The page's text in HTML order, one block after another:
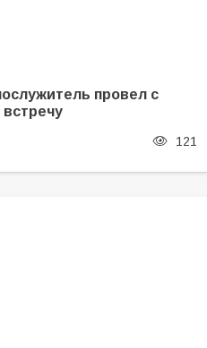
провел с
121